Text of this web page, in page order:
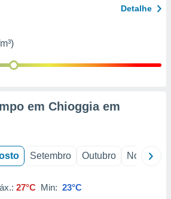
Detalhe
em Chioggia em
Setembro Outubro Novembro
27°C Min: 23°C